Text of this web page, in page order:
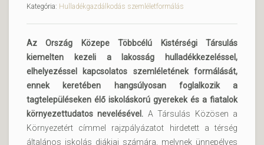
Kategória: Hulladékgazdálkodás szemléletformálás
Az Ország Közepe Többcélú Kistérségi Társulás
kiemelten kezeli a lakosság hulladékkezeléssel,
elhelyezéssel kapcsolatos szemléletének formálását,
ennek keretében hangsúlyosan foglalkozik a
tagtelepüléseken élő iskoláskorú gyerekek és a fiatalok
környezettudatos nevelésével. A Társulás Közösen a
Környezetért címmel rajzpályázatot hirdetett a térség
általános iskolás diákjai számára, melynek ünnepélyes